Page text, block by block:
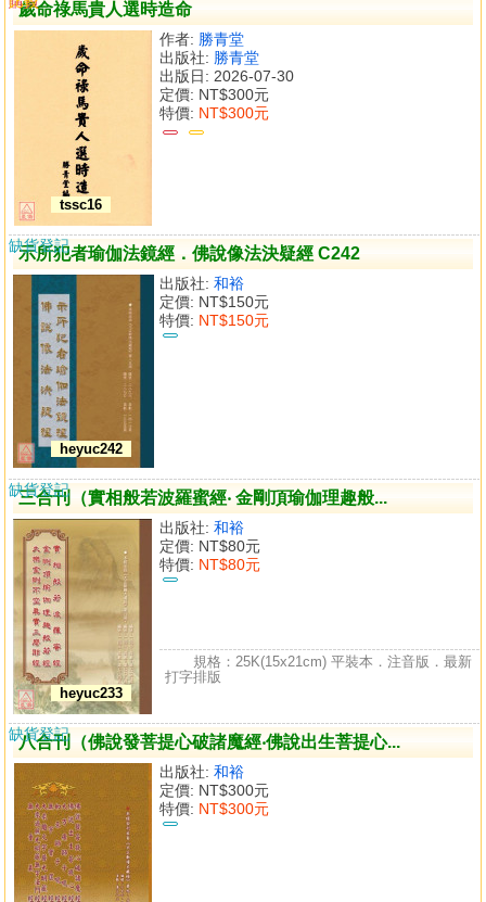
歲命祿馬貴人選時造命
tssc16
作者: 勝青堂
出版社: 勝青堂
出版日: 2026-07-30
定價: NT$300元
特價: NT$300元
示所犯者瑜伽法鏡經．佛說像法決疑經 C242
heyuc242
出版社: 和裕
定價: NT$150元
特價: NT$150元
缺貨登記
三合刊（實相般若波羅蜜經‧ 金剛頂瑜伽理趣般...
heyuc233
出版社: 和裕
定價: NT$80元
特價: NT$80元
缺貨登記
規格：25K(15x21cm) 平裝本．注音版．最新
打字排版
八合刊（佛說發菩提心破諸魔經‧佛說出生菩提心...
出版社: 和裕
定價: NT$300元
特價: NT$300元
缺貨登記